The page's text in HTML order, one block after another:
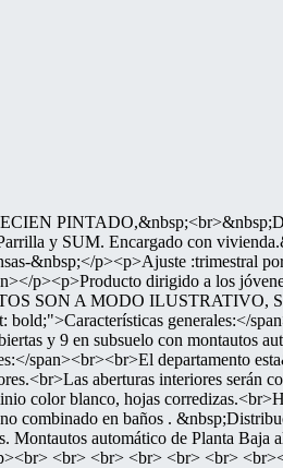
y SUM. Encargado con
&nbsp;</p><p>Ajuste
p><p>Producto dirigido a los
SON A MODO
generales:</
y 9 en subsuelo con
span><br><br>El departamento
aberturas interiores serán
color blanco, hojas
combinado en baños .
Montautos automático de Planta
<br> <br> <br> <br> <br>